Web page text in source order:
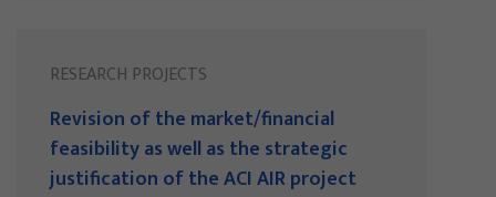
RESEARCH PROJECTS
Revision of the market/financial
feasibility as well as the strategic
justification of the ACI AIR project